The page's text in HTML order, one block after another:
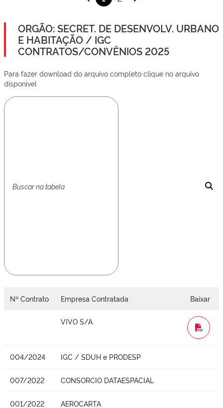
ORGÃO: SECRET. DE DESENVOLV. URBANO
E HABITAÇÃO / IGC
CONTRATOS/CONVÊNIOS 2025
Para fazer download do arquivo completo clique no arquivo
disponível
Nº Contrato Empresa Contratada Baixar
VIVO S/A
WORD
004/2024 IGC / SDUH e PRODESP
007/2022 CONSORCIO DATAESPACIAL
001/2022 AEROCARTA